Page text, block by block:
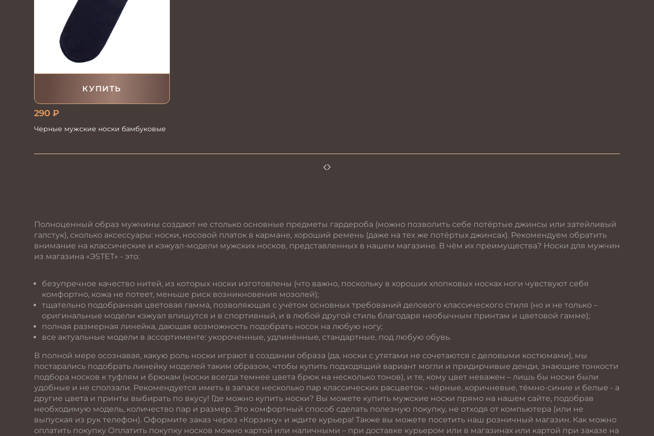
КУПИТЬ
290 ₽
Черные мужские носки бамбуковые
Полноценный образ мужчины создают не столько основные предметы гардероба (можно позволить себе потёртые джинсы или затейливый
галстук), сколько аксессуары: носки, носовой платок в кармане, хороший ремень (даже на тех же потёртых джинсах). Рекомендуем обратить
внимание на классические и кэжуал-модели мужских носков, представленных в нашем магазине. В чём их преимущества? Носки для мужчин
из магазина «ЭSТЕТ» - это:
безупречное качество нитей, из которых носки изготовлены (что важно, поскольку в хороших хлопковых носках ноги чувствуют себя
комфортно, кожа не потеет, меньше риск возникновения мозолей);
тщательно подобранная цветовая гамма, позволяющая с учётом основных требований делового классического стиля (но и не только –
оригинальные модели кэжуал впишутся и в спортивный, и в любой другой стиль благодаря необычным принтам и цветовой гамме);
полная размерная линейка, дающая возможность подобрать носок на любую ногу;
все актуальные модели в ассортименте: укороченные, удлинённые, стандартные, под любую обувь.
В полной мере осознавая, какую роль носки играют в создании образа (да, носки с утятами не сочетаются с деловыми костюмами), мы
постарались подобрать линейку моделей таким образом, чтобы купить подходящий вариант могли и придирчивые денди, знающие тонкости
подбора носков к туфлям и брюкам (носки всегда темнее цвета брюк на несколько тонов), и те, кому цвет неважен – лишь бы носки были
удобные и не сползали. Рекомендуется иметь в запасе несколько пар классических расцветок - чёрные, коричневые, тёмно-синие и белые - а
другие цвета и принты выбирать по вкусу! Где можно купить носки? Вы можете купить мужские носки прямо на нашем сайте, подобрав
необходимую модель, количество пар и размер. Это комфортный способ сделать полезную покупку, не отходя от компьютера (или не
выпуская из рук телефон). Оформите заказ через «Корзину» и ждите курьера! Также вы можете посетить наш розничный магазин. Как можно
оплатить покупку Оплатить покупку носков можно картой или наличными – при доставке курьером или в магазинах или картой при заказе на